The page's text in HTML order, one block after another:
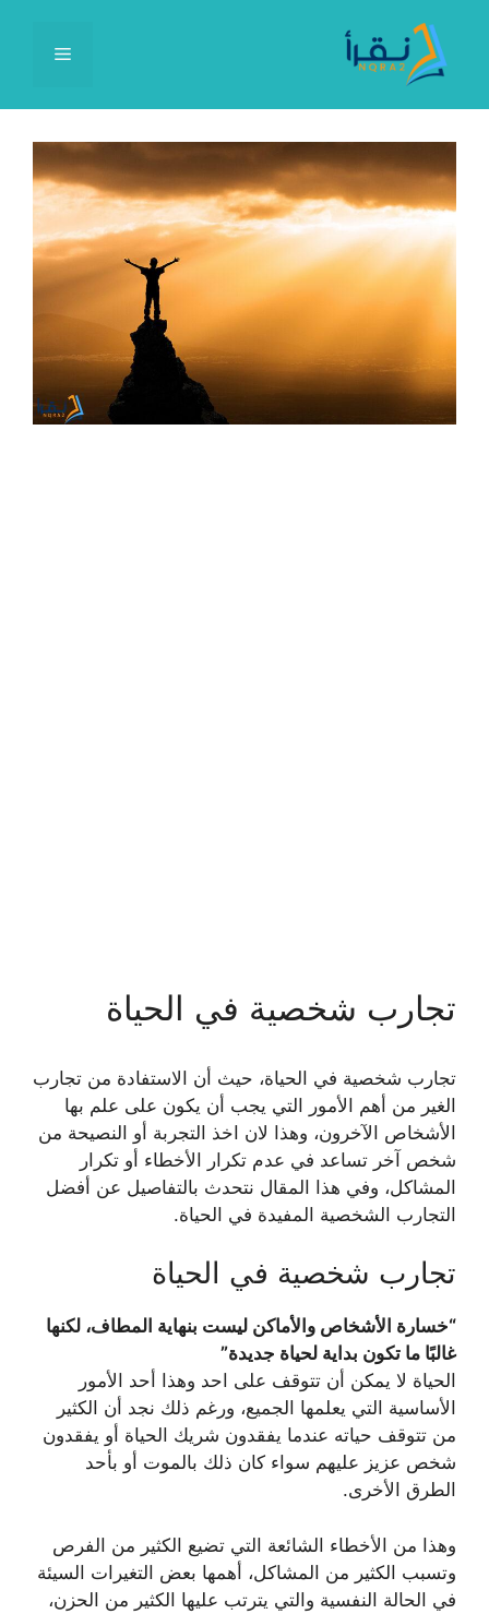
المحتوى
القائمة
تجارب شخصية في الحياة
تجارب شخصية في الحياة، ‏حيث أن الاستفادة من تجارب
الغير من أهم الأمور التي يجب أن يكون على علم بها
الأشخاص الآخرون، ‏وهذا لان اخذ التجربة أو النصيحة من
شخص آخر تساعد في عدم تكرار الأخطاء أو تكرار
المشاكل، ‏وفي هذا المقال نتحدث بالتفاصيل عن أفضل
التجارب الشخصية المفيدة في الحياة.
تجارب شخصية في الحياة
“خسارة الأشخاص والأماكن ليست بنهاية المطاف، لكنها
غالبًا ما تكون بداية لحياة جديدة”
‏الحياة لا يمكن أن تتوقف على احد وهذا أحد الأمور
الأساسية التي يعلمها الجميع، ‏ورغم ذلك نجد أن الكثير
من تتوقف حياته عندما يفقدون شريك الحياة أو يفقدون
شخص عزيز عليهم سواء كان ذلك بالموت أو بأحد
الطرق الأخرى.
‏وهذا من الأخطاء الشائعة التي تضيع الكثير من الفرص
وتسبب الكثير من المشاكل، أهمها بعض التغيرات السيئة
في الحالة النفسية والتي يترتب عليها الكثير من الحزن،